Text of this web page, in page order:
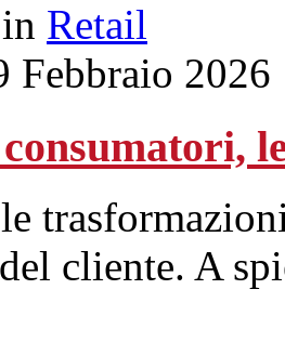
Retail
Febbraio 2026
cliente. A